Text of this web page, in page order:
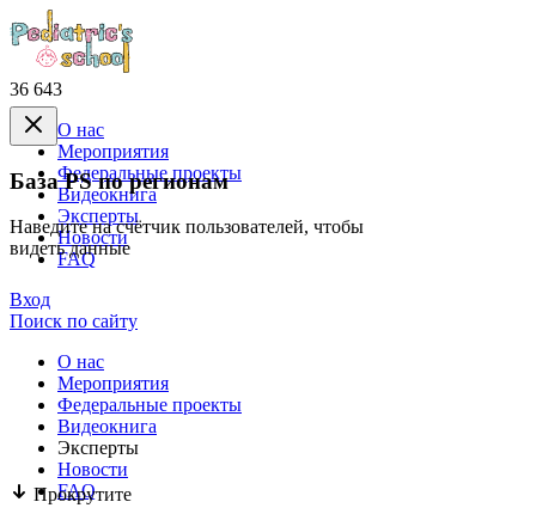
36 643
База PS по регионам
Наведите на счётчик пользователей, чтобы
видеть данные
Прокрутите
О нас
Mероприятия
Федеральные проекты
Видеокнига
Эксперты
Новости
FAQ
Вход
Поиск по сайту
О нас
Mероприятия
Федеральные проекты
Видеокнига
Эксперты
Новости
FAQ